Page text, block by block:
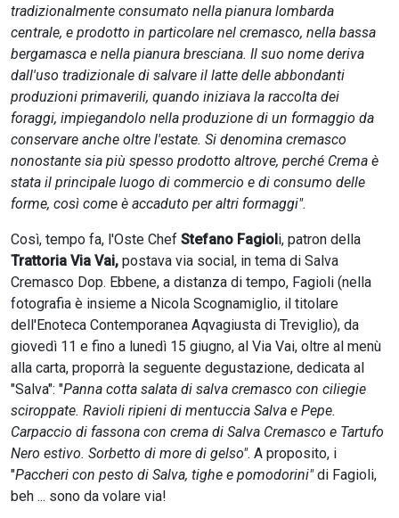
tradizionalmente consumato nella pianura lombarda
centrale, e prodotto in particolare nel cremasco, nella bassa
bergamasca e nella pianura bresciana. Il suo nome deriva
dall'uso tradizionale di salvare il latte delle abbondanti
produzioni primaverili, quando iniziava la raccolta dei
foraggi, impiegandolo nella produzione di un formaggio da
conservare anche oltre l'estate. Si denomina cremasco
nonostante sia più spesso prodotto altrove, perché Crema è
stata il principale luogo di commercio e di consumo delle
forme, così come è accaduto per altri formaggi".
Così, tempo fa, l'Oste Chef Stefano Fagiol i, patron della
Trattoria Via Vai, postava via social, in tema di Salva
Cremasco Dop. Ebbene, a distanza di tempo, Fagioli (nella
fotografia è insieme a Nicola Scognamiglio, il titolare
dell'Enoteca Contemporanea Aqvagiusta di Treviglio), da
giovedì 11 e fino a lunedì 15 giugno, al Via Vai, oltre al menù
alla carta, proporrà la seguente degustazione, dedicata al
"Salva": "Panna cotta salata di salva cremasco con ciliegie
sciroppate. Ravioli ripieni di mentuccia Salva e Pepe.
Carpaccio di fassona con crema di Salva Cremasco e Tartufo
Nero estivo. Sorbetto di more di gelso". A proposito, i
"Paccheri con pesto di Salva, tighe e pomodorini"di Fagioli,
beh ... sono da volare via!